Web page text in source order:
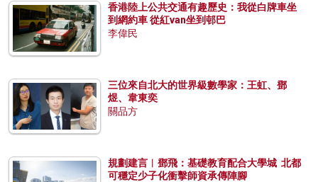
香港陸上公共交通有趣歷史：我從白牌車坐
到網約車 從紅van坐到邨巴
李偉民
三位來自北大的世界級數學家：王虹、鄧
煜、韋東奕
關品方
規劃建言︱鄧飛：基礎教育配合大學城 北都
可穩定少子化衝擊師資承傳陣腳